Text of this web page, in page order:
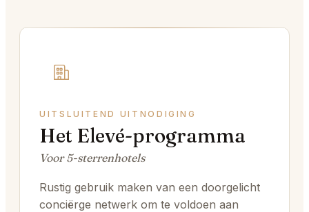
UITSLUITEND UITNODIGING
Het Elevé-programma
Voor 5-sterrenhotels
Rustig gebruik maken van een doorgelicht
conciërge netwerk om te voldoen aan